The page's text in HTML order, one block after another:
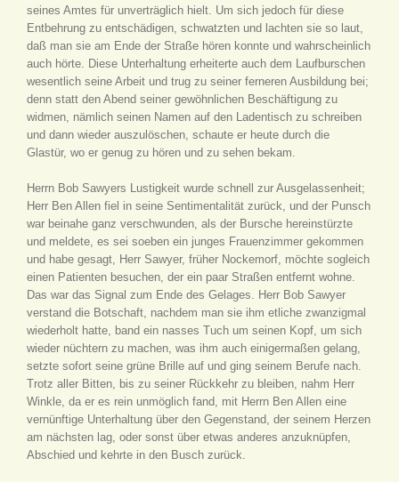
seines Amtes für unverträglich hielt. Um sich jedoch für diese
Entbehrung zu entschädigen, schwatzten und lachten sie so laut,
daß man sie am Ende der Straße hören konnte und wahrscheinlich
auch hörte. Diese Unterhaltung erheiterte auch dem Laufburschen
wesentlich seine Arbeit und trug zu seiner ferneren Ausbildung bei;
denn statt den Abend seiner gewöhnlichen Beschäftigung zu
widmen, nämlich seinen Namen auf den Ladentisch zu schreiben
und dann wieder auszulöschen, schaute er heute durch die
Glastür, wo er genug zu hören und zu sehen bekam.
Herrn Bob Sawyers Lustigkeit wurde schnell zur Ausgelassenheit;
Herr Ben Allen fiel in seine Sentimentalität zurück, und der Punsch
war beinahe ganz verschwunden, als der Bursche hereinstürzte
und meldete, es sei soeben ein junges Frauenzimmer gekommen
und habe gesagt, Herr Sawyer, früher Nockemorf, möchte sogleich
einen Patienten besuchen, der ein paar Straßen entfernt wohne.
Das war das Signal zum Ende des Gelages. Herr Bob Sawyer
verstand die Botschaft, nachdem man sie ihm etliche zwanzigmal
wiederholt hatte, band ein nasses Tuch um seinen Kopf, um sich
wieder nüchtern zu machen, was ihm auch einigermaßen gelang,
setzte sofort seine grüne Brille auf und ging seinem Berufe nach.
Trotz aller Bitten, bis zu seiner Rückkehr zu bleiben, nahm Herr
Winkle, da er es rein unmöglich fand, mit Herrn Ben Allen eine
vernünftige Unterhaltung über den Gegenstand, der seinem Herzen
am nächsten lag, oder sonst über etwas anderes anzuknüpfen,
Abschied und kehrte in den Busch zurück.